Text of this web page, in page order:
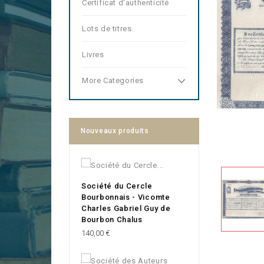
Certificat d'authenticité
Lots de titres
Livres
More Categories
Nouveaux produits
Société du Cercle
Bourbonnais - Vicomte
Charles Gabriel Guy de
Bourbon Chalus
Prix
140,00 €